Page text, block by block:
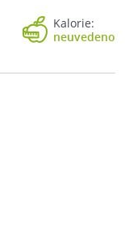
Kalorie:
neuvedeno